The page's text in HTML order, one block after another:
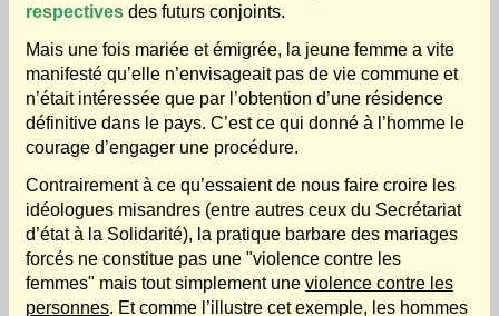
respectives des futurs conjoints.
Mais une fois mariée et émigrée, la jeune femme a vite
manifesté qu’elle n’envisageait pas de vie commune et
n’était intéressée que par l’obtention d’une résidence
définitive dans le pays. C’est ce qui donné à l’homme le
courage d’engager une procédure.
Contrairement à ce qu’essaient de nous faire croire les
idéologues misandres (entre autres ceux du Secrétariat
d’état à la Solidarité), la pratique barbare des mariages
forcés ne constitue pas une "violence contre les
femmes" mais tout simplement une violence contre les
personnes. Et comme l’illustre cet exemple, les hommes